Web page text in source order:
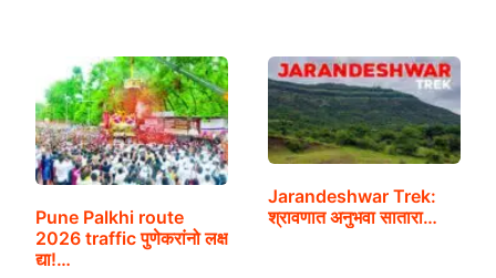
Pune Palkhi route
2026 traffic पुणेकरांनो लक्ष
द्या!…
Jarandeshwar Trek:
श्रावणात अनुभवा सातारा…